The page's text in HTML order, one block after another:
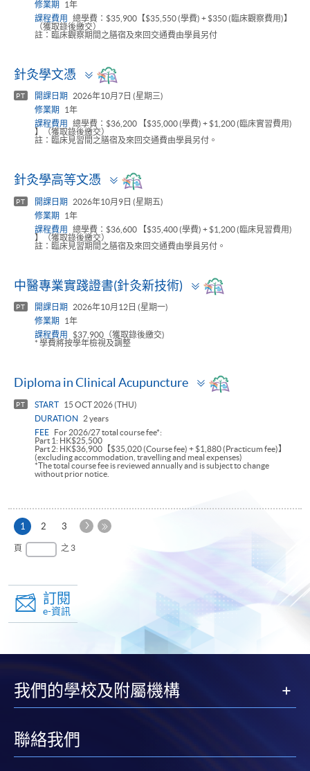
修業期
1年
課程費用
總學費：$35,900【$35,550 (學費) + $350 (臨床觀察費用)】
（獲取錄後繳交）
註：臨床觀察期間之膳宿及來回交通費由學員另付
針灸學文憑
Toggle
panel
PT 開課日期
2026年10月7日 (星期三)
修業期
1年
課程費用
總學費：$36,200 【$35,000 (學費) + $1,200 (臨床實習費用)
】（獲取錄後繳交）
註：臨床見習間之膳宿及來回交通費由學員另付。
針灸學高等文憑
Toggle
panel
PT 開課日期
2026年10月9日 (星期五)
修業期
1年
課程費用
總學費：$36,600 【$35,400 (學費) + $1,200 (臨床見習費用)
】（獲取錄後繳交）
註：臨床見習期間之膳宿及來回交通費由學員另付。
中醫專業實踐證書(針灸新技術)
Toggle
panel
PT 開課日期
2026年10月12日 (星期一)
修業期
1年
課程費用
$37,900（獲取錄後繳交)
* 學費將按學年檢視及調整
Diploma in Clinical Acupuncture
Toggle
panel
PT START
15 OCT 2026 (THU)
DURATION
2 years
FEE
For 2026/27 total course fee*:
Part 1: HK$25,500
Part 2: HK$36,900【$35,020 (Course fee) + $1,880 (Practicum fee)】
(excluding accommodation, travelling and meal expenses)
*The total course fee is reviewed annually and is subject to change
without prior notice.
1 本
頁
2 3
下
頁 之 3
訂閱
e-資訊
我們的學校及附屬機構
聯絡我們